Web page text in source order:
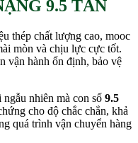
9.5 TẤN
thép chất lượng cao, mooc
mòn và chịu lực cực tốt.
vận hành ổn định, bảo vệ
nhiên mà con số 9.5
cho độ chắc chắn, khả
quá trình vận chuyển hàng